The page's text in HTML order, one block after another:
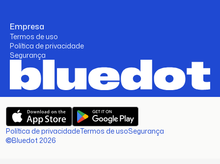
Empresa
Termos de uso
Política de privacidade
Segurança
Bluedot 2026
Política de privacidadeTermos de usoSegurança